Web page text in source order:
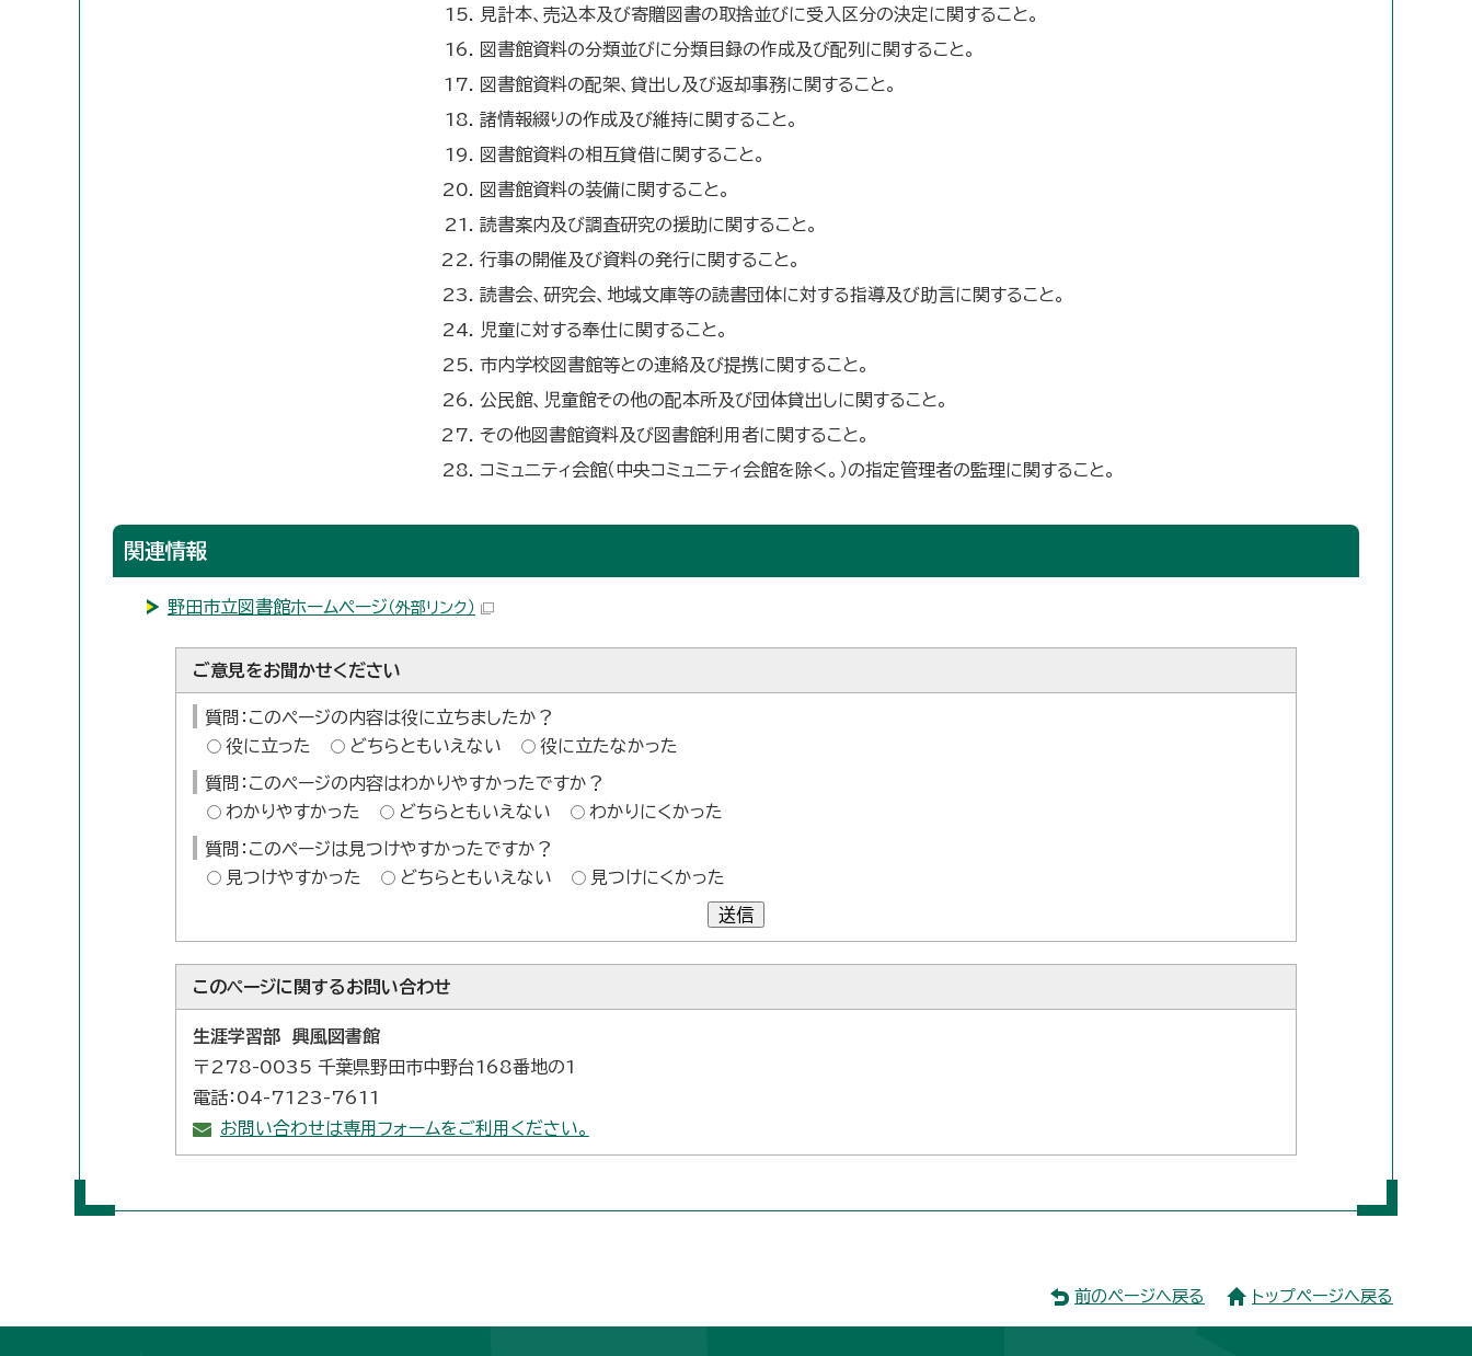
見計本、売込本及び寄贈図書の取捨並びに受入区分の決定に関すること。
図書館資料の分類並びに分類目録の作成及び配列に関すること。
図書館資料の配架、貸出し及び返却事務に関すること。
諸情報綴りの作成及び維持に関すること。
図書館資料の相互貸借に関すること。
図書館資料の装備に関すること。
読書案内及び調査研究の援助に関すること。
行事の開催及び資料の発行に関すること。
読書会、研究会、地域文庫等の読書団体に対する指導及び助言に関すること。
児童に対する奉仕に関すること。
市内学校図書館等との連絡及び提携に関すること。
公民館、児童館その他の配本所及び団体貸出しに関すること。
その他図書館資料及び図書館利用者に関すること。
コミュニティ会館（中央コミュニティ会館を除く。）の指定管理者の監理に関すること。
関連情報
野田市立図書館ホームページ （外部リンク）
ご意見をお聞かせください
質問：このページの内容は役に立ちましたか？
役に立った
どちらともいえない 役に立たなかった
質問：このページの内容はわかりやすかったですか？
わかりやすかった
どちらともいえない わかりにくかった
質問：このページは見つけやすかったですか？
見つけやすかった
どちらともいえない 見つけにくかった
送信
このページに関するお問い合わせ
生涯学習部 興風図書館
〒278-0035 千葉県野田市中野台168番地の1
電話：04-7123-7611
お問い合わせは専用フォームをご利用ください。
前のページへ戻る トップページへ戻る